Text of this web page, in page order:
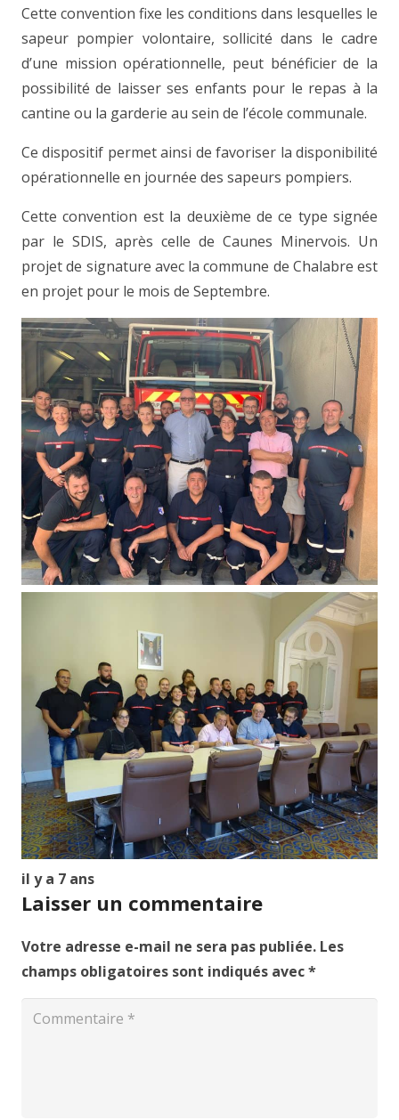
Cette convention fixe les conditions dans lesquelles le
sapeur pompier volontaire, sollicité dans le cadre
d’une mission opérationnelle, peut bénéficier de la
possibilité de laisser ses enfants pour le repas à la
cantine ou la garderie au sein de l’école communale.
Ce dispositif permet ainsi de favoriser la disponibilité
opérationnelle en journée des sapeurs pompiers.
Cette convention est la deuxième de ce type signée
par le SDIS, après celle de Caunes Minervois. Un
projet de signature avec la commune de Chalabre est
en projet pour le mois de Septembre.
il y a 7 ans
Laisser un commentaire
Votre adresse e-mail ne sera pas publiée. Les
champs obligatoires sont indiqués avec*